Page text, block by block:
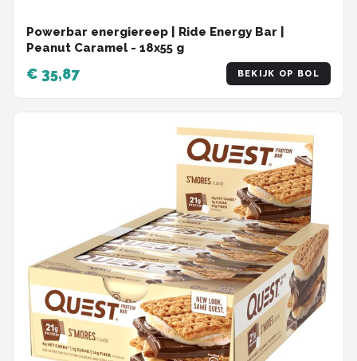
Powerbar energiereep | Ride Energy Bar |
Peanut Caramel - 18x55 g
€ 35,87 BEKIJK OP BOL